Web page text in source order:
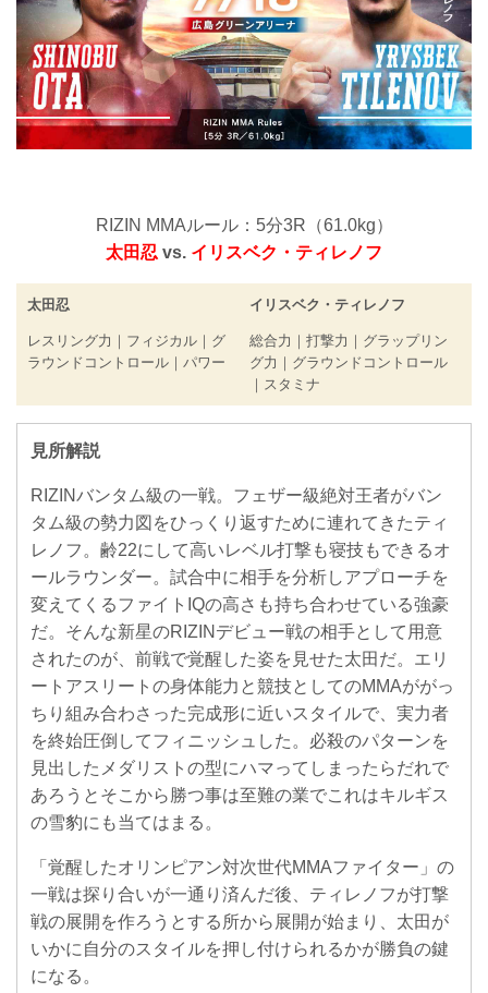
RIZIN MMAルール：5分3R（61.0kg）
太田忍 vs. イリスベク・ティレノフ
太田忍
レスリング力｜フィジカル｜グ
ラウンドコントロール｜パワー
イリスベク・ティレノフ
総合力｜打撃力｜グラップリン
グ力｜グラウンドコントロール
｜スタミナ
見所解説
RIZINバンタム級の一戦。フェザー級絶対王者がバン
タム級の勢力図をひっくり返すために連れてきたティ
レノフ。齢22にして高いレベル打撃も寝技もできるオ
ールラウンダー。試合中に相手を分析しアプローチを
変えてくるファイトIQの高さも持ち合わせている強豪
だ。そんな新星のRIZINデビュー戦の相手として用意
されたのが、前戦で覚醒した姿を見せた太田だ。エリ
ートアスリートの身体能力と競技としてのMMAががっ
ちり組み合わさった完成形に近いスタイルで、実力者
を終始圧倒してフィニッシュした。必殺のパターンを
見出したメダリストの型にハマってしまったらだれで
あろうとそこから勝つ事は至難の業でこれはキルギス
の雪豹にも当てはまる。
「覚醒したオリンピアン対次世代MMAファイター」の
一戦は探り合いが一通り済んだ後、ティレノフが打撃
戦の展開を作ろうとする所から展開が始まり、太田が
いかに自分のスタイルを押し付けられるかが勝負の鍵
になる。